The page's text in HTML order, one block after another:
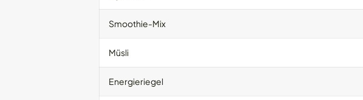
Smoothie-Mix
Müsli
Energieriegel